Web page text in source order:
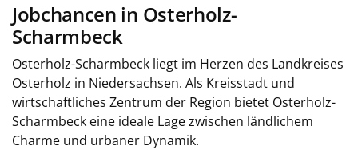
Jobchancen in Osterholz-
Scharmbeck
Osterholz-Scharmbeck liegt im Herzen des Landkreises
Osterholz in Niedersachsen. Als Kreisstadt und
wirtschaftliches Zentrum der Region bietet Osterholz-
Scharmbeck eine ideale Lage zwischen ländlichem
Charme und urbaner Dynamik.